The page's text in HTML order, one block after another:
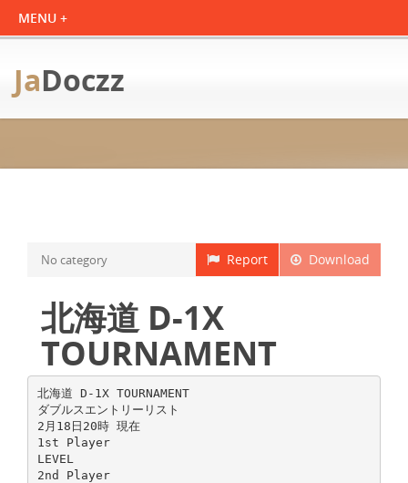
JaDoczz
Download
Report
No category
北海道 D-1X
TOURNAMENT
北海道 D-1X TOURNAMENT
ダブルスエントリーリスト
2月18日20時 現在
1st Player
LEVEL
2nd Player